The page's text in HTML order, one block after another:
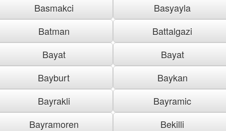
Basmakci
Basyayla
Batman
Battalgazi
Bayat
Bayat
Bayburt
Baykan
Bayrakli
Bayramic
Bayramoren
Bekilli